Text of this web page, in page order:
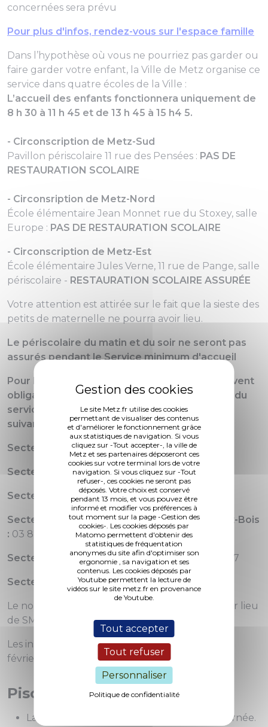
Le site Metz.fr utilise des cookies
permettant de visualiser des contenus
et d'améliorer le fonctionnement grâce
aux statistiques de navigation. Si vous
cliquez sur -Tout accepter-, la ville de
Metz et ses partenaires déposeront ces
cookies sur votre terminal lors de votre
navigation. Si vous cliquez sur -Tout
refuser-, ces cookies ne seront pas
déposés. Votre choix est conservé
pendant 13 mois, et vous pouvez être
informé et modifier vos préférences à
tout moment sur la page -Gestion des
cookies-. Les cookies déposés par
Matomo permettent d'obtenir des
statistiques de fréquentation
anonymes du site afin d'optimiser son
ergonomie , sa navigation et ses
contenus. Les cookies déposés par
Youtube permettent la lecture de
vidéos sur le site metz.fr en provenance
de Youtube.
Tout accepter
Tout refuser
Personnaliser
Politique de confidentialité
concernées sera prévu
Pour plus d'infos, rendez-vous sur l'espace famille
Dans l’hypothèse où vous ne pourriez pas garder ou
faire garder votre enfant, la Ville de Metz organise ce
service dans quatre écoles de la Ville :
L’accueil des enfants fonctionnera uniquement de
8 h 30 à 11 h 45 et de 13 h 45 à 15 h4 5.
- Circonscription de Metz-Sud
Pavillon périscolaire 11 rue des Pensées : PAS DE
RESTAURATION SCOLAIRE
- Circonsription de Metz-Nord
École élémentaire Jean Monnet rue du Stoxey, salle
Europe : PAS DE RESTAURATION SCOLAIRE
- Circonscription de Metz-Est
École élémentaire Jules Verne, 11 rue de Pange, salle
périscolaire - RESTAURATION SCOLAIRE ASSURÉE
Votre attention est attirée sur le fait que la sieste des
petits de maternelle ne pourra avoir lieu.
Le périscolaire du matin et du soir ne seront pas
assurés pendant le Service minimum d'accueil
Pour bénéficier de ce service, les parents doivent
obligatoirement inscrire leurs enfants auprès du
service Territoires éducatifs, aux numéros
suivants:
Secteur de Borny :03 87 55 55 03
Secteur de Devant-les-Ponts :03 87 55 53 85
Secteur du centre-ville :03 87 55 52 22
Secteur de Plantières, Queuleu, la Grange-aux-Bois
: 03 87 55 50 23
Secteur de Bellecroix, Vallières :03 87 55 83 37
Secteur de Sablon, Magny :03 87 55 55 24
Le nombre de places sera limité à 30 enfants par lieu
de SMA.
Les inscriptions sont ouvertes le mercredi 5
février 2020 de 8 h 30 à 12 h et de 14 h à 17 h.
Piscines
La piscine Lothaire sera fermée toute la journée.